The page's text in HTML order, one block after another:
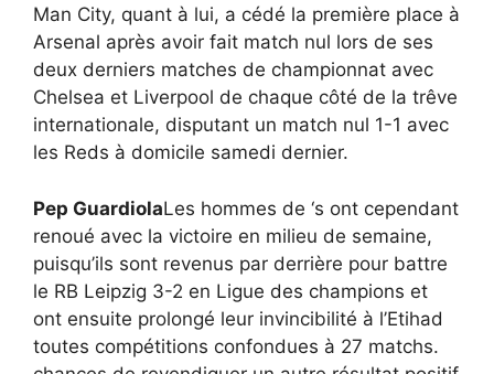
Man City, quant à lui, a cédé la première place à
Arsenal après avoir fait match nul lors de ses
deux derniers matches de championnat avec
Chelsea et Liverpool de chaque côté de la trêve
internationale, disputant un match nul 1-1 avec
les Reds à domicile samedi dernier.
Pep GuardiolaLes hommes de ‘s ont cependant
renoué avec la victoire en milieu de semaine,
puisqu’ils sont revenus par derrière pour battre
le RB Leipzig 3-2 en Ligue des champions et
ont ensuite prolongé leur invincibilité à l’Etihad
toutes compétitions confondues à 27 matchs.